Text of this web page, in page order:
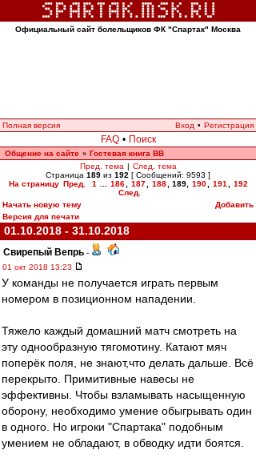
Официальный сайт болельщиков ФК "Спартак" Москва
Полная версия Вход • Регистрация
FAQ • Поиск
Общение на сайте » Гостевая книга ВВ
Пред. тема | След. тема
Страница 189 из 192 [ Сообщений: 9593 ]
На страницу Пред. 1 186 187 188 189, 190 191
192
След.
Начать новую тему
Добавить
Версия для печати
01.10.2018 - 31.10.2018
Свирепый Вепрь -
01 окт 2018 13:23
У команды не получается играть первым
номером в позиционном нападении.
Тяжело каждый домашний матч смотреть на
эту однообразную тягомотину. Катают мяч
поперёк поля, не знают,что делать дальше. Всё
перекрыто. Примитивные навесы не
эффективны. Чтобы взламывать насыщенную
оборону, необходимо умение обыгрывать один
в одного. Но игроки "Спартака" подобным
умением не обладают, в обводку идти боятся.